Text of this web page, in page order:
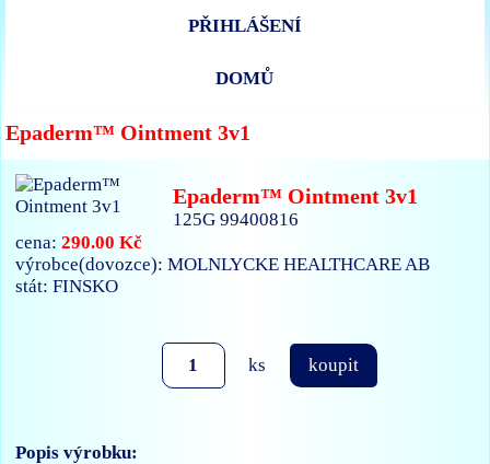
PŘIHLÁŠENÍ
DOMŮ
Epaderm™ Ointment 3v1
Epaderm™ Ointment 3v1
125G 99400816
cena:290.00 Kč
výrobce(dovozce): MOLNLYCKE HEALTHCARE AB
stát: FINSKO
ks koupit
Popis výrobku: